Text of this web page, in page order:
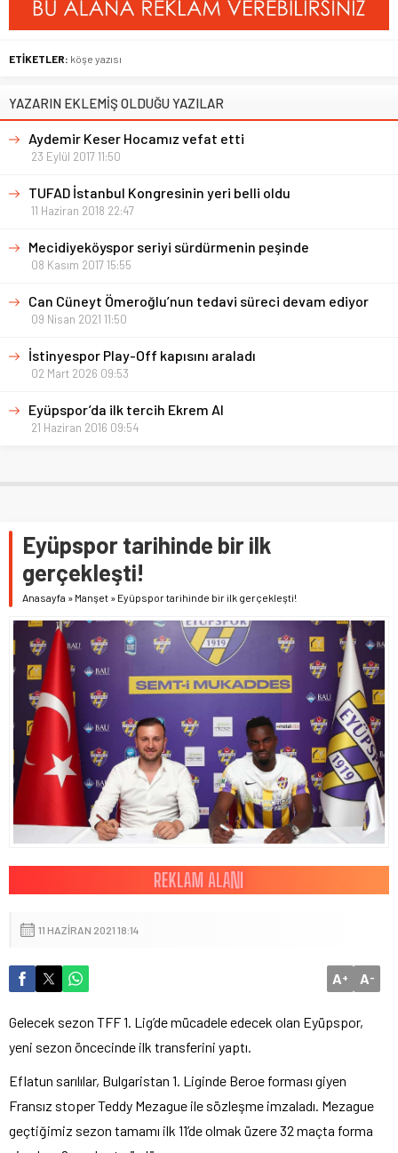
ETİKETLER: köşe yazısı
YAZARIN EKLEMİŞ OLDUĞU YAZILAR
Aydemir Keser Hocamız vefat etti
23 Eylül 2017 11:50
TUFAD İstanbul Kongresinin yeri belli oldu
11 Haziran 2018 22:47
Mecidiyeköyspor seriyi sürdürmenin peşinde
08 Kasım 2017 15:55
Can Cüneyt Ömeroğlu’nun tedavi süreci devam ediyor
09 Nisan 2021 11:50
İstinyespor Play-Off kapısını araladı
02 Mart 2026 09:53
Eyüpspor’da ilk tercih Ekrem Al
21 Haziran 2016 09:54
Eyüpspor tarihinde bir ilk
gerçekleşti!
Anasayfa » Manşet » Eyüpspor tarihinde bir ilk gerçekleşti!
11 HAZIRAN 2021 18:14
A+ A-
Gelecek sezon TFF 1. Lig’de mücadele edecek olan Eyüpspor,
yeni sezon öncecinde ilk transferini yaptı.
Eflatun sarılılar, Bulgaristan 1. Liginde Beroe forması giyen
Fransız stoper Teddy Mezague ile sözleşme imzaladı. Mezague
geçtiğimiz sezon tamamı ilk 11’de olmak üzere 32 maçta forma